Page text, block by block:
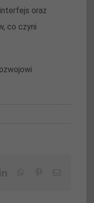
oraz
co czyni